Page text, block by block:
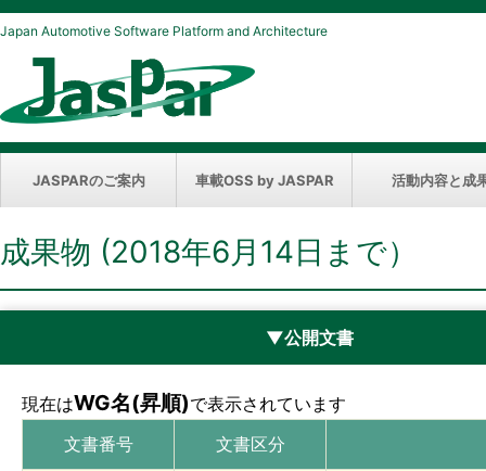
Japan Automotive Software Platform and Architecture
JASPARのご案内 車載OSS by JASPAR 活動内容と成
成果物 (2018年6月14日まで）
▼公開文書
現在はWG名(昇順)で表示されています
文書番号
文書区分